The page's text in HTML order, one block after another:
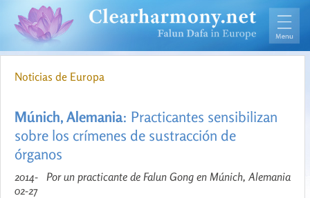
Noticias de Europa
Múnich, Alemania: Practicantes sensibilizan
sobre los crímenes de sustracción de
órganos
Por un practicante de Falun Gong en Múnich, Alemania
2014-
02-27